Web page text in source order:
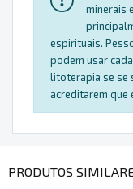
minerais
espirituais.
podem usar
litoterapia se se
acreditarem que
PRODUTOS